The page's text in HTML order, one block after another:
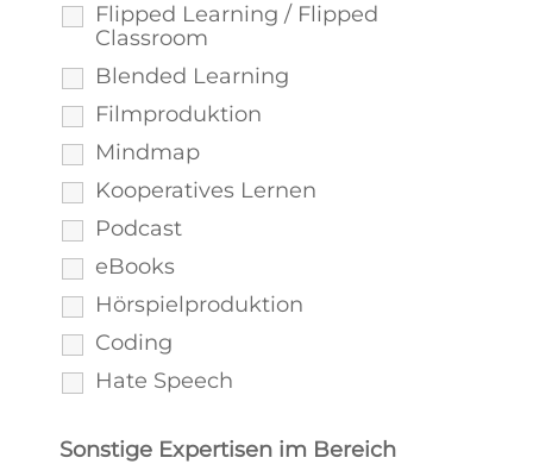
Flipped Learning / Flipped
Classroom
Blended Learning
Filmproduktion
Mindmap
Kooperatives Lernen
Podcast
eBooks
Hörspielproduktion
Coding
Hate Speech
Sonstige Expertisen im Bereich